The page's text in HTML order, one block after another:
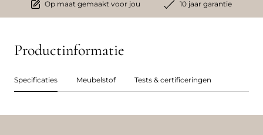
Op maat gemaakt voor jou 10 jaar garantie
Productinformatie
Specificaties Meubelstof Tests & certificeringen